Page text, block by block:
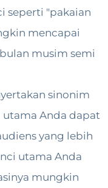
seperti "pakaian
mencapai
musim semi
sinonim
utama Anda dapat
yang lebih
utama Anda
mungkin